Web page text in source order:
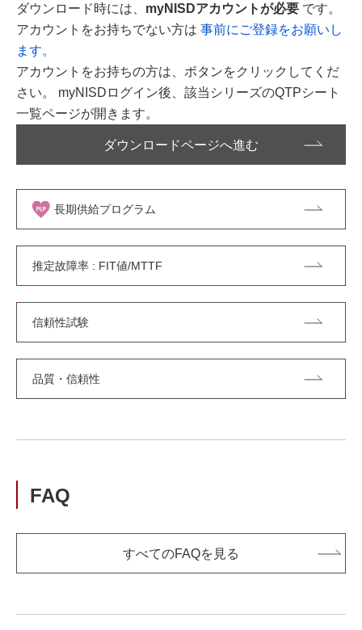
ダウンロード時には、 myNISDアカウントが必要 です。
アカウントをお持ちでない方は 事前にご登録をお願いし
ます。
アカウントをお持ちの方は、ボタンをクリックしてくだ
さい。 myNISDログイン後、該当シリーズのQTPシート
一覧ページが開きます。
ダウンロードページへ進む
長期供給プログラム
推定故障率 : FIT値/MTTF
信頼性試験
品質・信頼性
FAQ
すべてのFAQを見る